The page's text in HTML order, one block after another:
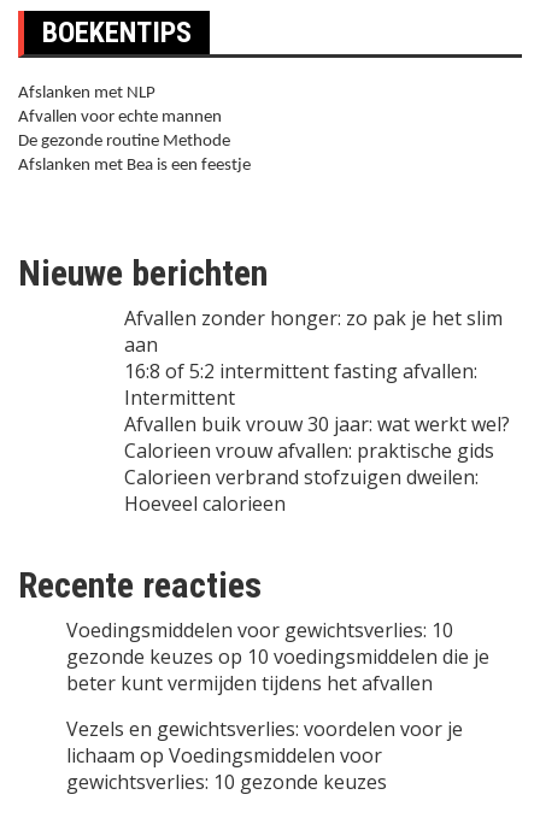
BOEKENTIPS
Afslanken met NLP
Afvallen voor echte mannen
De gezonde routine Methode
Afslanken met Bea is een feestje
Nieuwe berichten
Afvallen zonder honger: zo pak je het slim
aan
16:8 of 5:2 intermittent fasting afvallen:
Intermittent
Afvallen buik vrouw 30 jaar: wat werkt wel?
Calorieen vrouw afvallen: praktische gids
Calorieen verbrand stofzuigen dweilen:
Hoeveel calorieen
Recente reacties
Voedingsmiddelen voor gewichtsverlies: 10
gezonde keuzes op 10 voedingsmiddelen die je
beter kunt vermijden tijdens het afvallen
Vezels en gewichtsverlies: voordelen voor je
lichaam op Voedingsmiddelen voor
gewichtsverlies: 10 gezonde keuzes